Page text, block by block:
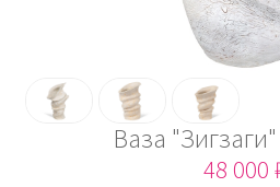
Ваза
48 000